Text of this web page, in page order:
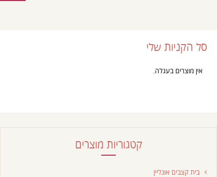
סל הקניות שלי
אין מוצרים בעגלה.
קטגוריות מוצרים
בית קצבים אונליין